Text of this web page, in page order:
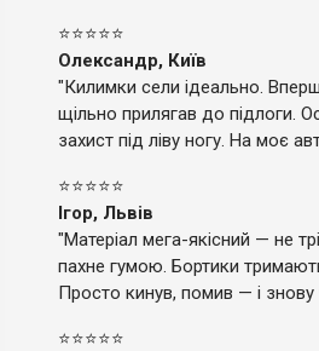
⭐⭐⭐⭐⭐
Олександр, Київ
"Килимки сели ідеально.
щільно прилягав до підлоги.
захист під ліву ногу. На моє
⭐⭐⭐⭐⭐
Ігор, Львів
"Матеріал мега-якісний — не
пахне гумою. Бортики тримають
Просто кинув, помив — і знову
⭐⭐⭐⭐⭐